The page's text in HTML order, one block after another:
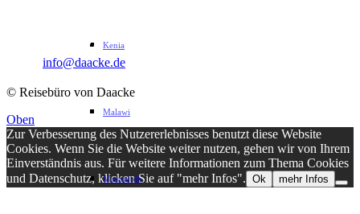
Kenia
Malawi
Mosambik
Fax: 040 82 27 72 30
info@daacke.de
© Reisebüro von Daacke
Oben
Zur Verbesserung des Nutzererlebnisses benutzt diese Website
Cookies. Wenn Sie die Website weiter nutzen, gehen wir von Ihrem
Einverständnis aus. Für weitere Informationen zum Thema Cookies
und Datenschutz, klicken Sie auf "mehr Infos". Ok mehr Infos